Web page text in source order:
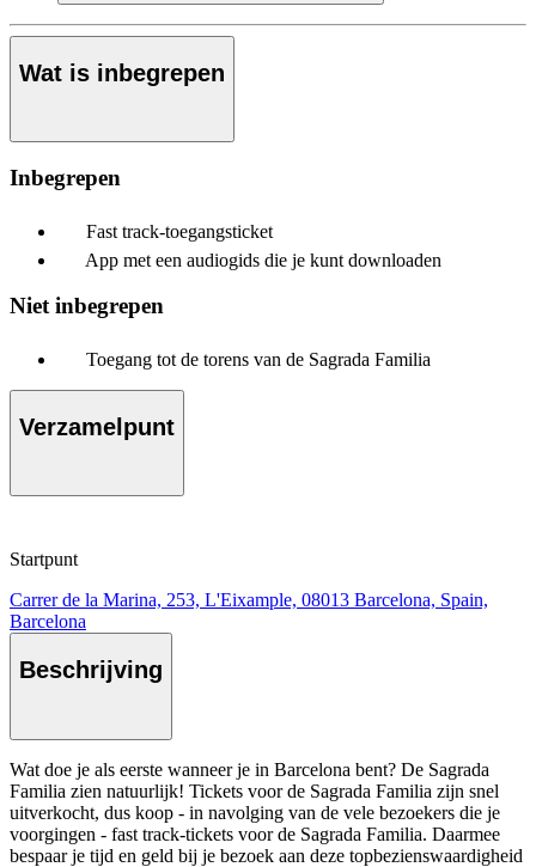
Wat is inbegrepen
Inbegrepen
Fast track-toegangsticket
App met een audiogids die je kunt downloaden
Niet inbegrepen
Toegang tot de torens van de Sagrada Familia
Verzamelpunt
Startpunt
Carrer de la Marina, 253, L'Eixample, 08013 Barcelona, Spain,
Barcelona
Beschrijving
Wat doe je als eerste wanneer je in Barcelona bent? De Sagrada
Familia zien natuurlijk! Tickets voor de Sagrada Familia zijn snel
uitverkocht, dus koop - in navolging van de vele bezoekers die je
voorgingen - fast track-tickets voor de Sagrada Familia. Daarmee
bespaar je tijd en geld bij je bezoek aan deze topbezienswaardigheid